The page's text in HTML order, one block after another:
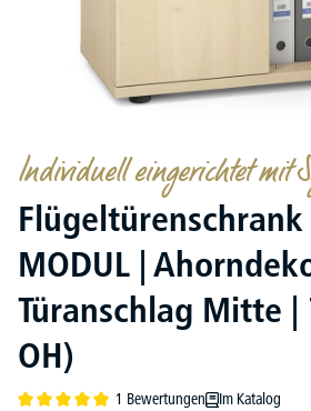
Individuell eingerichtet mit
Flügeltürenschrank
MODUL |
Türanschlag Mitte |
OH)
1 Bewertungen Im Katalog